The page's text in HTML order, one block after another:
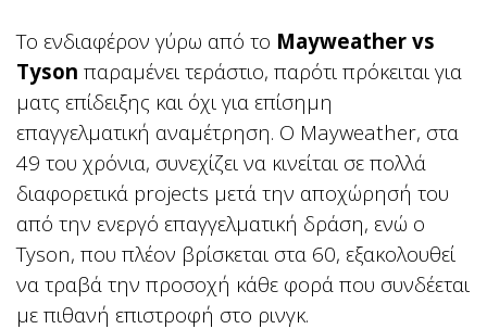
Το ενδιαφέρον γύρω από το Mayweather vs
Tyson παραμένει τεράστιο, παρότι πρόκειται για
ματς επίδειξης και όχι για επίσημη
επαγγελματική αναμέτρηση. Ο Mayweather, στα
49 του χρόνια, συνεχίζει να κινείται σε πολλά
διαφορετικά projects μετά την αποχώρησή του
από την ενεργό επαγγελματική δράση, ενώ ο
Tyson, που πλέον βρίσκεται στα 60, εξακολουθεί
να τραβά την προσοχή κάθε φορά που συνδέεται
με πιθανή επιστροφή στο ρινγκ.